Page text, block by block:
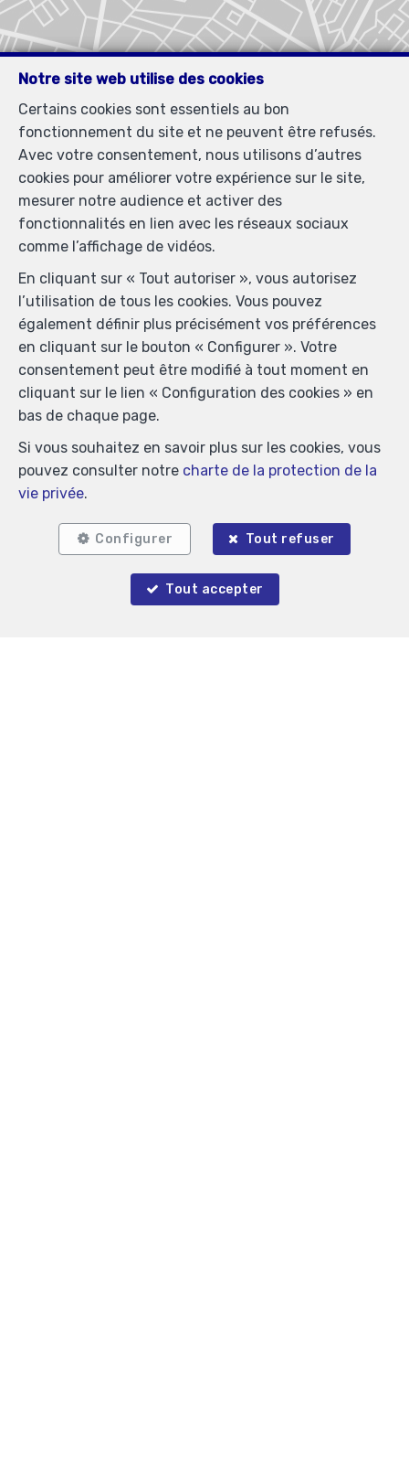
Localiser sur la carte
Notre site web utilise des cookies
Certains cookies sont essentiels au bon
fonctionnement du site et ne peuvent être refusés.
Avec votre consentement, nous utilisons d’autres
cookies pour améliorer votre expérience sur le site,
mesurer notre audience et activer des
fonctionnalités en lien avec les réseaux sociaux
comme l’affichage de vidéos.
En cliquant sur « Tout autoriser », vous autorisez
l’utilisation de tous les cookies. Vous pouvez
également définir plus précisément vos préférences
en cliquant sur le bouton « Configurer ». Votre
consentement peut être modifié à tout moment en
cliquant sur le lien « Configuration des cookies » en
bas de chaque page.
Si vous souhaitez en savoir plus sur les cookies, vous
pouvez consulter notre charte de la protection de la
vie privée.
Configurer Tout refuser
Tout accepter